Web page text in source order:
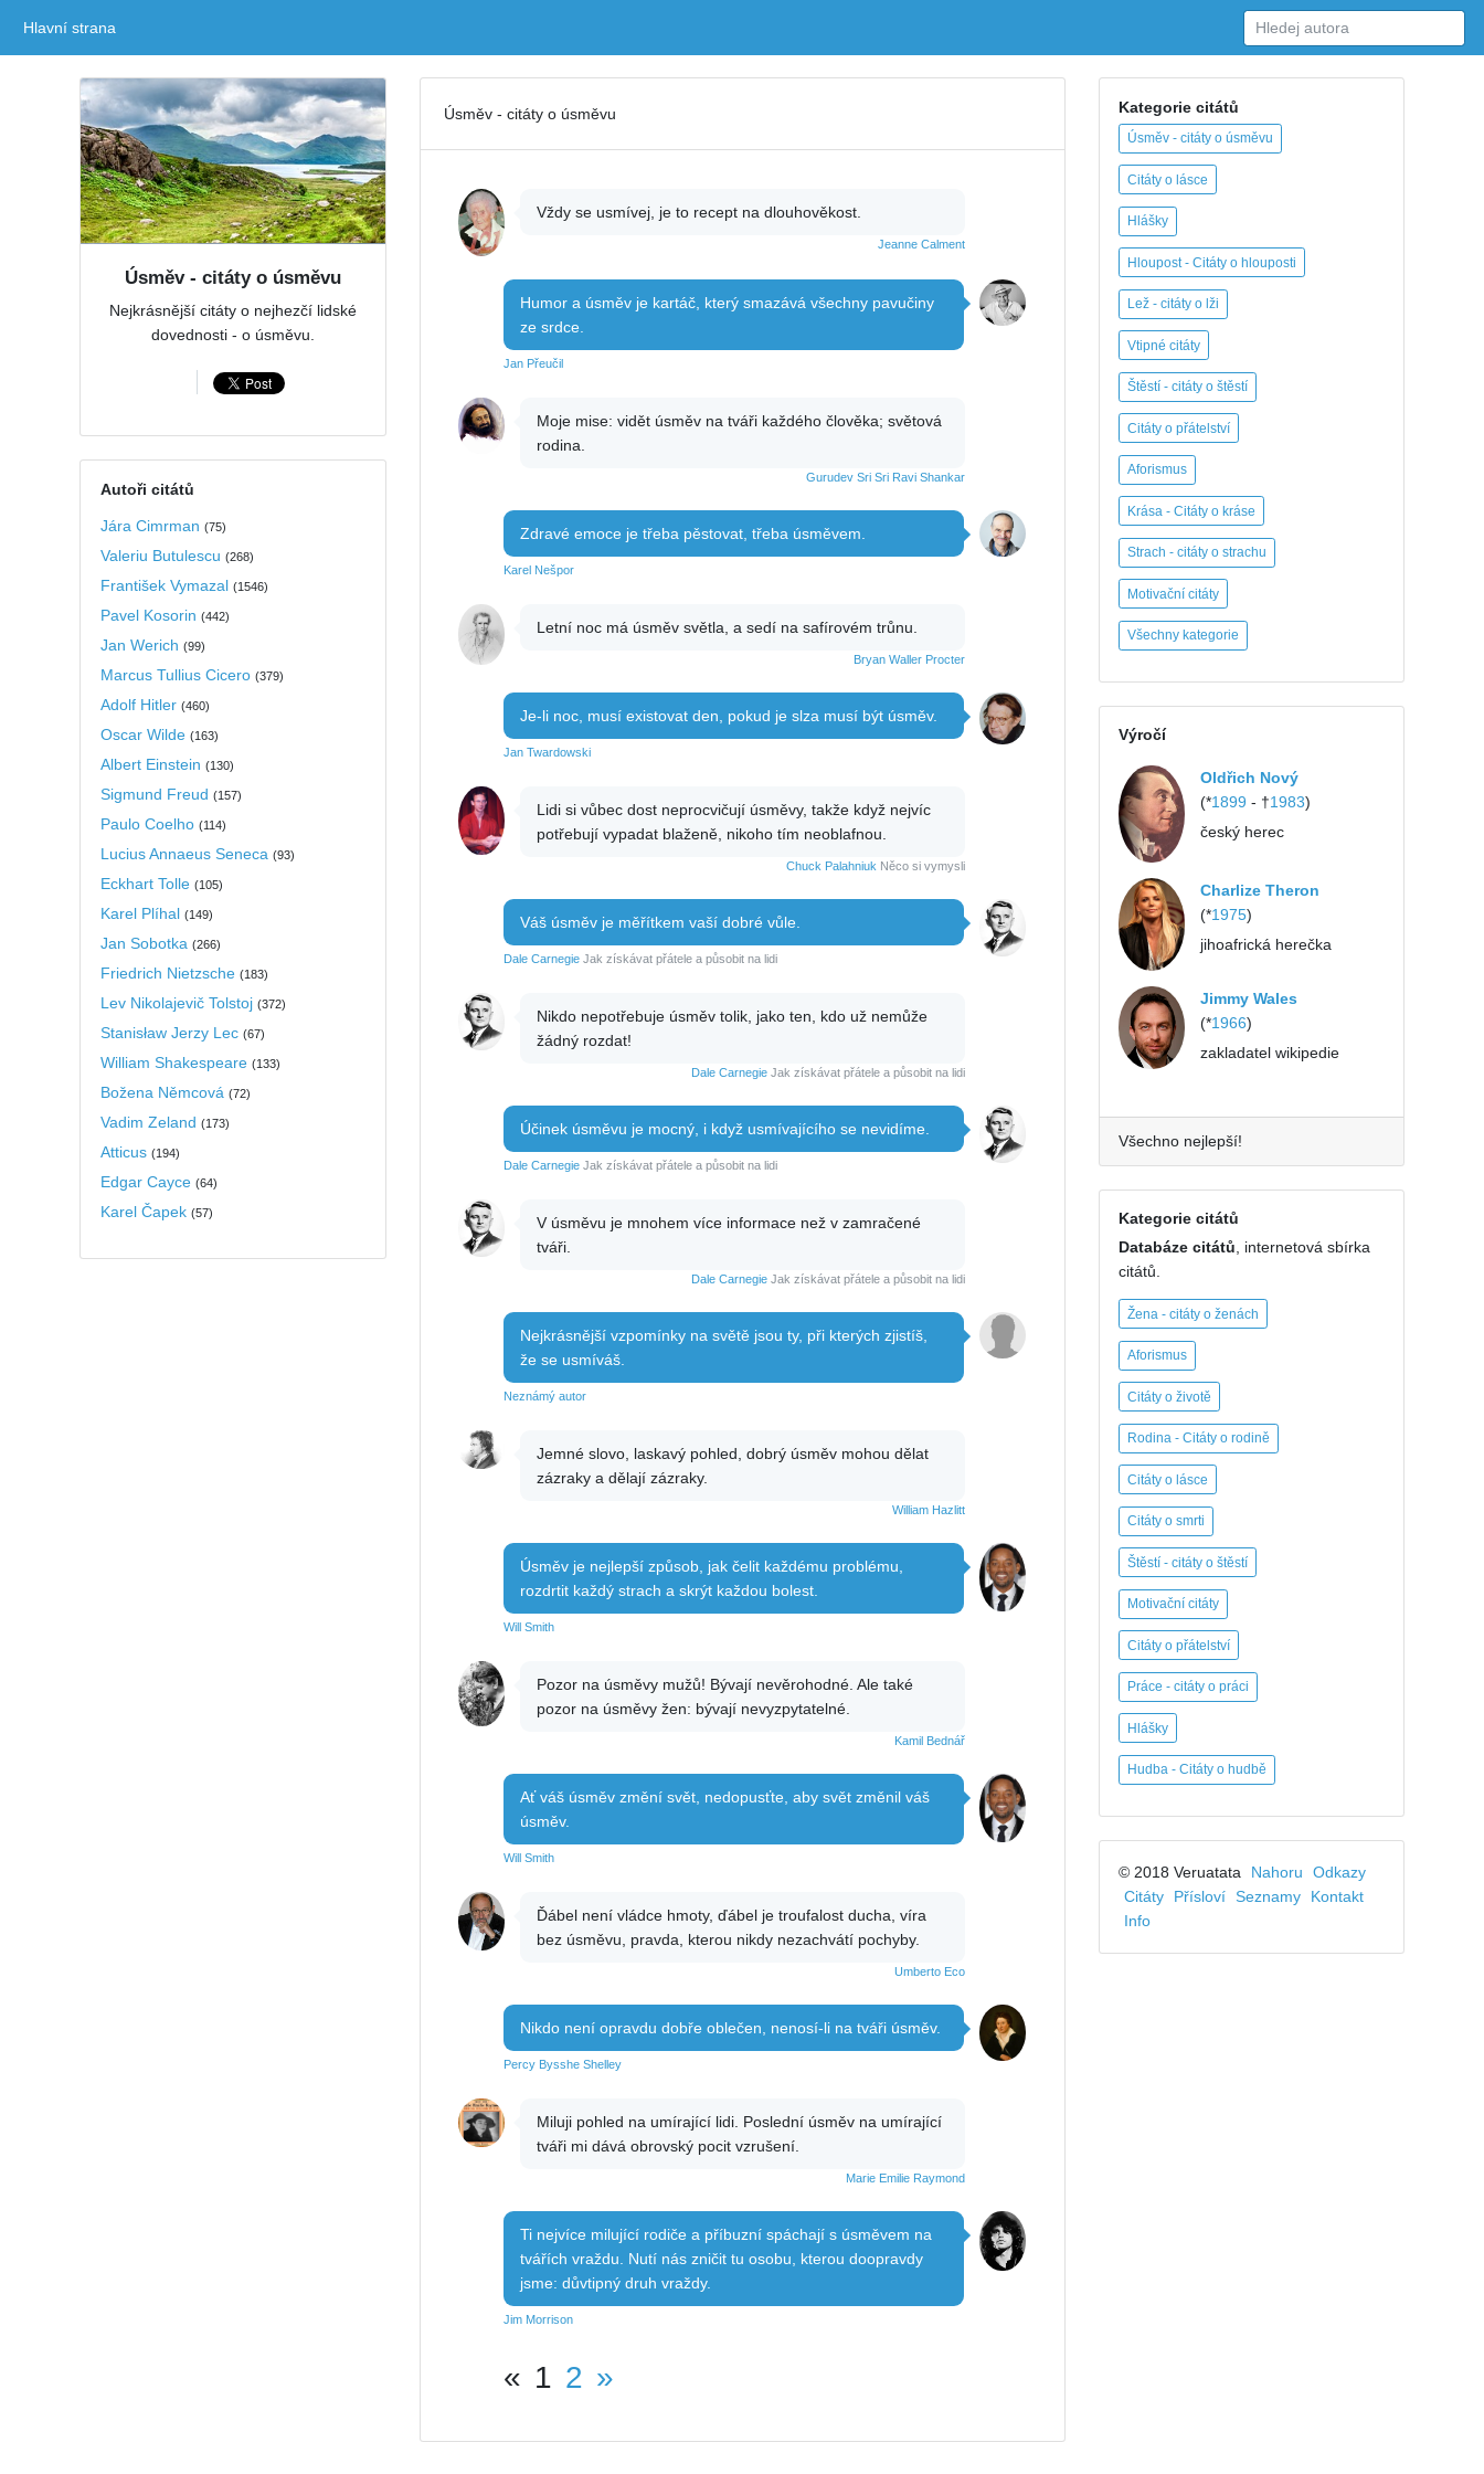
Hlavní strana
Úsměv - citáty o úsměvu
Nejkrásnější citáty o nejhezčí lidské
dovednosti - o úsměvu.
Autoři citátů
Jára Cimrman (75)
Valeriu Butulescu (268)
František Vymazal (1546)
Pavel Kosorin (442)
Jan Werich (99)
Marcus Tullius Cicero (379)
Adolf Hitler (460)
Oscar Wilde (163)
Albert Einstein (130)
Sigmund Freud (157)
Paulo Coelho (114)
Lucius Annaeus Seneca (93)
Eckhart Tolle (105)
Karel Plíhal (149)
Jan Sobotka (266)
Friedrich Nietzsche (183)
Lev Nikolajevič Tolstoj (372)
Stanisław Jerzy Lec (67)
William Shakespeare (133)
Božena Němcová (72)
Vadim Zeland (173)
Atticus (194)
Edgar Cayce (64)
Karel Čapek (57)
Úsměv - citáty o úsměvu
Vždy se usmívej, je to recept na dlouhověkost.
Jeanne Calment
Humor a úsměv je kartáč, který smazává všechny pavučiny
ze srdce.
Jan Přeučil
Moje mise: vidět úsměv na tváři každého člověka; světová
rodina.
Gurudev Sri Sri Ravi Shankar
Zdravé emoce je třeba pěstovat, třeba úsměvem.
Karel Nešpor
Letní noc má úsměv světla, a sedí na safírovém trůnu.
Bryan Waller Procter
Je-li noc, musí existovat den, pokud je slza musí být úsměv.
Jan Twardowski
Lidi si vůbec dost neprocvičují úsměvy, takže když nejvíc
potřebují vypadat blaženě, nikoho tím neoblafnou.
Chuck Palahniuk Něco si vymysli
Váš úsměv je měřítkem vaší dobré vůle.
Dale CarnegieJak získávat přátele a působit na lidi
Nikdo nepotřebuje úsměv tolik, jako ten, kdo už nemůže
žádný rozdat!
Dale CarnegieJak získávat přátele a působit na lidi
Účinek úsměvu je mocný, i když usmívajícího se nevidíme.
Dale CarnegieJak získávat přátele a působit na lidi
V úsměvu je mnohem více informace než v zamračené
tváři.
Dale CarnegieJak získávat přátele a působit na lidi
Nejkrásnější vzpomínky na světě jsou ty, při kterých zjistíš,
že se usmíváš.
Neznámý autor
Jemné slovo, laskavý pohled, dobrý úsměv mohou dělat
zázraky a dělají zázraky.
William Hazlitt
Úsměv je nejlepší způsob, jak čelit každému problému,
rozdrtit každý strach a skrýt každou bolest.
Will Smith
Pozor na úsměvy mužů! Bývají nevěrohodné. Ale také
pozor na úsměvy žen: bývají nevyzpytatelné.
Kamil Bednář
Ať váš úsměv změní svět, nedopusťte, aby svět změnil váš
úsměv.
Will Smith
Ďábel není vládce hmoty, ďábel je troufalost ducha, víra
bez úsměvu, pravda, kterou nikdy nezachvátí pochyby.
Umberto Eco
Nikdo není opravdu dobře oblečen, nenosí-li na tváři úsměv.
Percy Bysshe Shelley
Miluji pohled na umírající lidi. Poslední úsměv na umírající
tváři mi dává obrovský pocit vzrušení.
Marie Emilie Raymond
Ti nejvíce milující rodiče a příbuzní spáchají s úsměvem na
tvářích vraždu. Nutí nás zničit tu osobu, kterou doopravdy
jsme: důvtipný druh vraždy.
Jim Morrison
« 1 2 »
Kategorie citátů
Úsměv - citáty o úsměvu
Citáty o lásce
Hlášky
Hloupost - Citáty o hlouposti
Lež - citáty o lži
Vtipné citáty
Štěstí - citáty o štěstí
Citáty o přátelství
Aforismus
Krása - Citáty o kráse
Strach - citáty o strachu
Motivační citáty
Všechny kategorie
Výročí
Oldřich Nový
(*1899 - †1983)
český herec
Charlize Theron
(*1975)
jihoafrická herečka
Jimmy Wales
(*1966)
zakladatel wikipedie
Všechno nejlepší!
Kategorie citátů
Databáze citátů , internetová sbírka
citátů.
Žena - citáty o ženách
Aforismus
Citáty o životě
Rodina - Citáty o rodině
Citáty o lásce
Citáty o smrti
Štěstí - citáty o štěstí
Motivační citáty
Citáty o přátelství
Práce - citáty o práci
Hlášky
Hudba - Citáty o hudbě
© 2018 Veruatata Nahoru
Odkazy
Citáty
Přísloví Seznamy
Kontakt
Info